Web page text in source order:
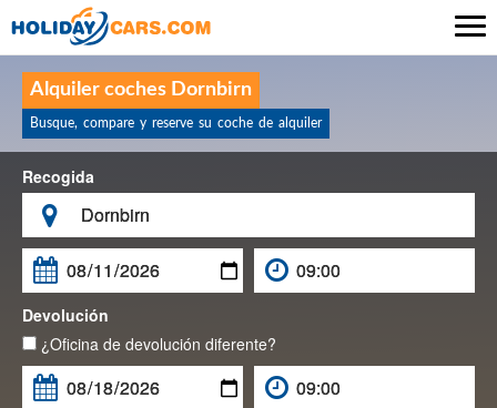
Alquiler coches Dornbirn
Busque, compare y reserve su coche de alquiler
Recogida


Devolución
¿Oficina de devolución diferente?